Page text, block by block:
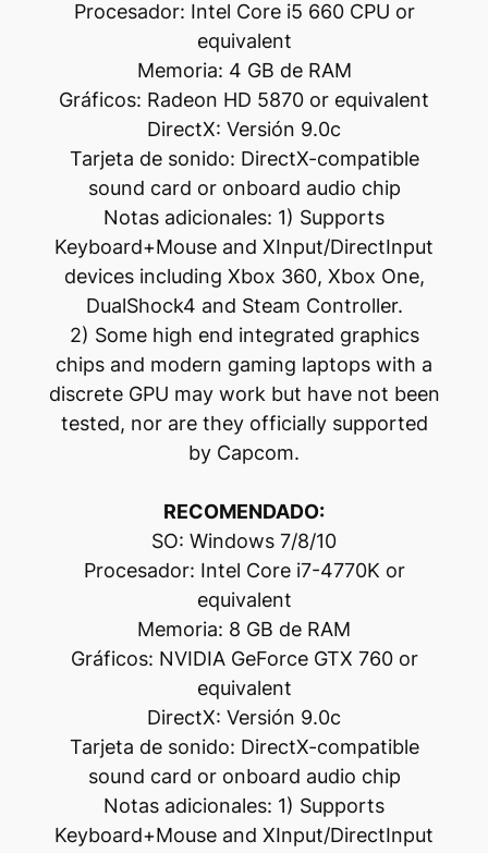
Procesador: Intel Core i5 660 CPU or
equivalent
Memoria: 4 GB de RAM
Gráficos: Radeon HD 5870 or equivalent
DirectX: Versión 9.0c
Tarjeta de sonido: DirectX-compatible
sound card or onboard audio chip
Notas adicionales: 1) Supports
Keyboard+Mouse and XInput/DirectInput
devices including Xbox 360, Xbox One,
DualShock4 and Steam Controller.
2) Some high end integrated graphics
chips and modern gaming laptops with a
discrete GPU may work but have not been
tested, nor are they officially supported
by Capcom.
RECOMENDADO:
SO: Windows 7/8/10
Procesador: Intel Core i7-4770K or
equivalent
Memoria: 8 GB de RAM
Gráficos: NVIDIA GeForce GTX 760 or
equivalent
DirectX: Versión 9.0c
Tarjeta de sonido: DirectX-compatible
sound card or onboard audio chip
Notas adicionales: 1) Supports
Keyboard+Mouse and XInput/DirectInput